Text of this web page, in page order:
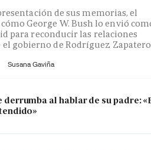
de sus memorias, el
George W. Bush lo envió
para reconducir las relaciones
gobierno de Rodríguez Zapatero
Susana Gaviña
derrumba al hablar de su padre: